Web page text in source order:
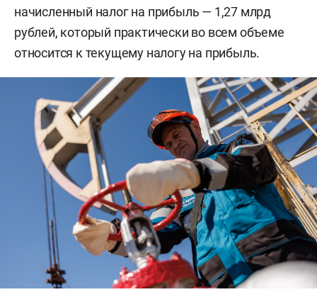
начисленный налог на прибыль — 1,27 млрд
рублей, который практически во всем объеме
относится к текущему налогу на прибыль.